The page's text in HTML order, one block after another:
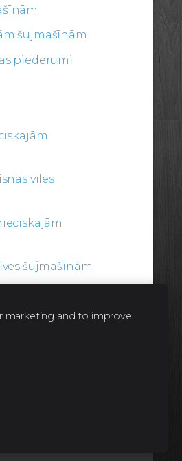
šujmašīnām
piederumi
vīles
šujmašīnām
marketing and to improve